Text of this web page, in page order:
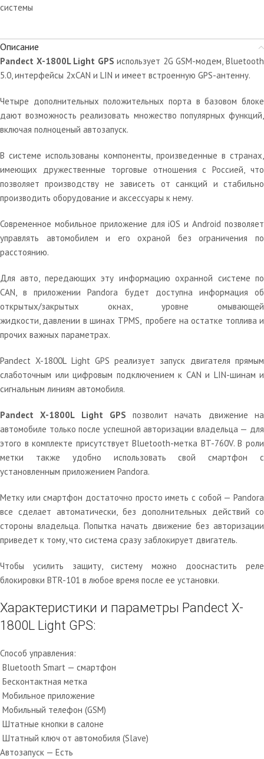
системы
Описание
Pandect X-1800L Light GPS использует 2G GSM-модем, Bluetooth
5.0, интерфейсы 2xCAN и LIN и имеет встроенную GPS-антенну.
Четыре дополнительных положительных порта в базовом блоке
дают возможность реализовать множество популярных функций,
включая полноценый автозапуск.
В системе использованы компоненты, произведенные в странах,
имеющих дружественные торговые отношения с Россией, что
позволяет производству не зависеть от санкций и стабильно
производить оборудование и аксессуары к нему.
Современное мобильное приложение для iOS и Android позволяет
управлять автомобилем и его охраной без ограничения по
расстоянию.
Для авто, передающих эту информацию охранной системе по
CAN, в приложении Pandora будет доступна информация об
открытых/закрытых окнах, уровне омывающей
жидкости, давлении в шинах TPMS, пробеге на остатке топлива и
прочих важных параметрах.
Pandect X-1800L Light GPS реализует запуск двигателя прямым
слаботочным или цифровым подключением к CAN и LIN-шинам и
сигнальным линиям автомобиля.
Pandect X-1800L Light GPSпозволит начать движение на
автомобиле только после успешной авторизации владельца — для
этого в комплекте присутствует Bluetooth-метка BT-760V. В роли
метки также удобно использовать свой смартфон с
установленным приложением Pandora.
Метку или смартфон достаточно просто иметь с собой — Pandora
все сделает автоматически, без дополнительных действий со
стороны владельца. Попытка начать движение без авторизации
приведет к тому, что система сразу заблокирует двигатель.
Чтобы усилить защиту, систему можно дооснастить реле
блокировки BTR-101 в любое время после ее установки.
Характеристики и параметры Pandect X-
1800L Light GPS:
Способ управления:
Bluetooth Smart — смартфон
Бесконтактная метка
Мобильное приложение
Мобильный телефон (GSM)
Штатные кнопки в салоне
Штатный ключ от автомобиля (Slave)
Автозапуск — Есть